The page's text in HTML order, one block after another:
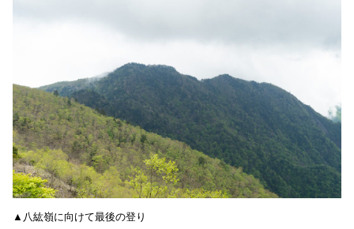
▲八紘嶺に向けて最後の登り